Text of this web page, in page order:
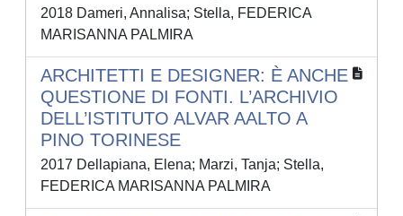
2018 Dameri, Annalisa; Stella, FEDERICA
MARISANNA PALMIRA
ARCHITETTI E DESIGNER: È ANCHE
QUESTIONE DI FONTI. L’ARCHIVIO
DELL’ISTITUTO ALVAR AALTO A
PINO TORINESE
2017 Dellapiana, Elena; Marzi, Tanja; Stella,
FEDERICA MARISANNA PALMIRA